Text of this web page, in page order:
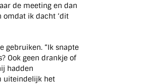
de meeting en dan
omdat ik dacht ‘dit
gebruiken. “Ik snapte
Ook geen drankje of
hadden
uiteindelijk het